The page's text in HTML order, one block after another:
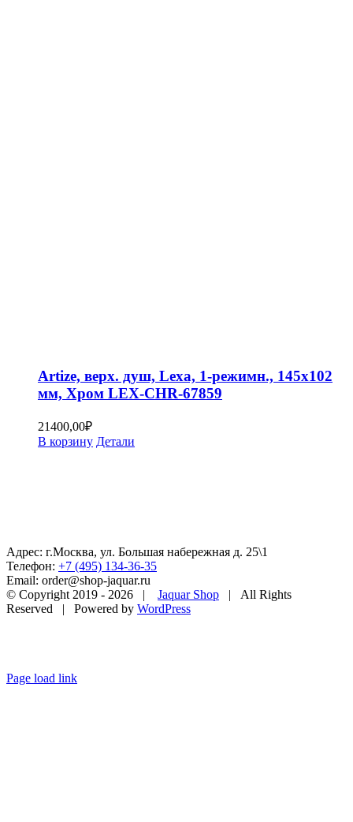
Artize, верх. душ, Lexa, 1-режимн., 145х102
мм, Хром LEX-CHR-67859
21400,00₽
В корзину Детали
Адрес: г.Москва, ул. Большая набережная д. 25\1
Телефон: +7 (495) 134-36-35
Email: order@shop-jaquar.ru
© Copyright 2019 - 2026 | Jaquar Shop | All Rights
Reserved | Powered by WordPress
Page load link